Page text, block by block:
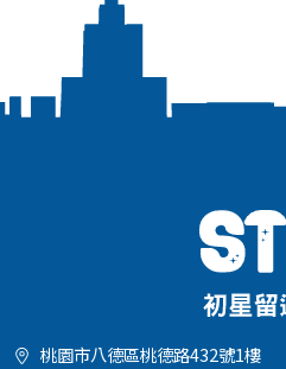
桃園市八德區桃德路432號1樓